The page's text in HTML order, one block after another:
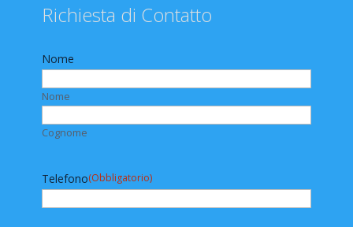
Richiesta di Contatto
Nome
Nome
Cognome
Telefono(Obbligatorio)